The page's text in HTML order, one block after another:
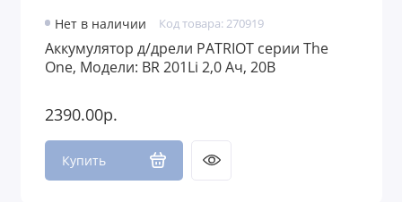
Нет в наличии Код товара: 270919
Аккумулятор д/дрели PATRIOT серии The
One, Модели: BR 201Li 2,0 Ач, 20В
2390.00р.
Купить